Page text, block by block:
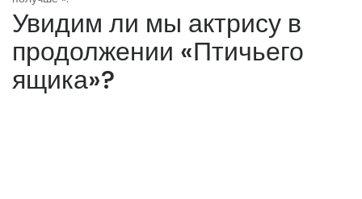
Увидим ли мы актрису в
продолжении «Птичьего
ящика»?